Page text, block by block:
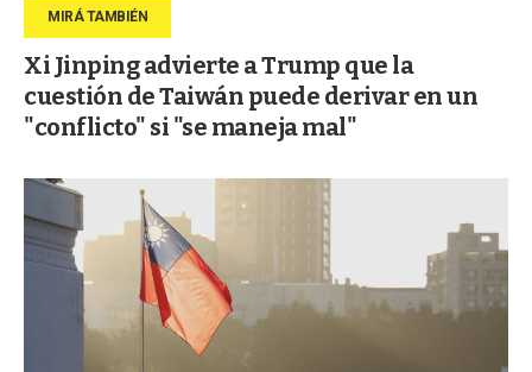
Xi Jinping advierte a Trump que la
cuestión de Taiwán puede derivar en un
"conflicto" si "se maneja mal"